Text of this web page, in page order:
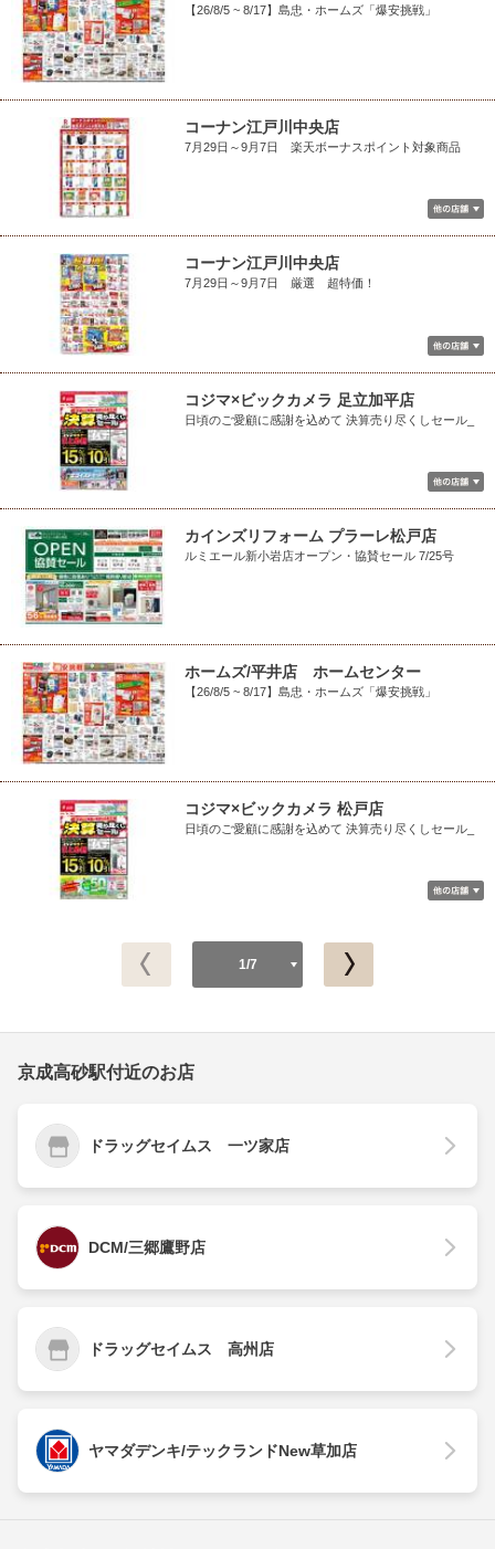
【26/8/5 ~ 8/17】島忠・ホームズ「爆安挑戦」
コーナン江戸川中央店
7月29日～9月7日 楽天ボーナスポイント対象商品
コーナン江戸川中央店
7月29日～9月7日 厳選 超特価！
コジマ×ビックカメラ 足立加平店
日頃のご愛顧に感謝を込めて 決算売り尽くしセール_
カインズリフォーム プラーレ松戸店
ルミエール新小岩店オープン・協賛セール 7/25号
ホームズ/平井店 ホームセンター
【26/8/5 ~ 8/17】島忠・ホームズ「爆安挑戦」
コジマ×ビックカメラ 松戸店
日頃のご愛顧に感謝を込めて 決算売り尽くしセール_
1/7
京成高砂駅付近のお店
ドラッグセイムス 一ツ家店
DCM/三郷鷹野店
ドラッグセイムス 高州店
ヤマダデンキ/テックランドNew草加店